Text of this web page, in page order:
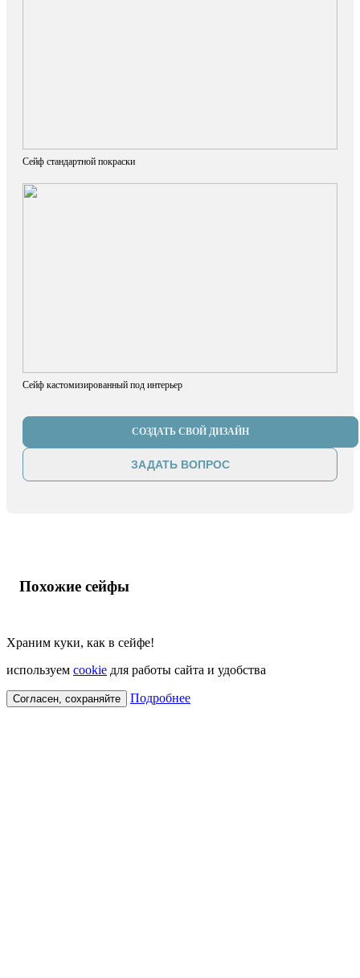
Сейф стандартной покраски
Сейф кастомизированный под интерьер
СОЗДАТЬ СВОЙ ДИЗАЙН
ЗАДАТЬ ВОПРОС
Похожие сейфы
Храним куки, как в сейфе!
используем cookie для работы сайта и удобства
Согласен, сохраняйте Подробнее